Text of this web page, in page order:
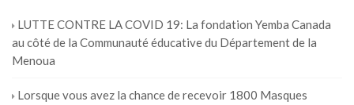
LUTTE CONTRE LA COVID 19: La fondation Yemba Canada
au côté de la Communauté éducative du Département de la
Menoua
Lorsque vous avez la chance de recevoir 1800 Masques